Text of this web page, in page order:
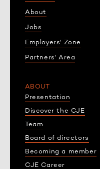
About
Jobs
Employers' Zone
Partners' Area
ABOUT
Presentation
Discover the CJE
Team
Board of directors
Becoming a member
CJE Career